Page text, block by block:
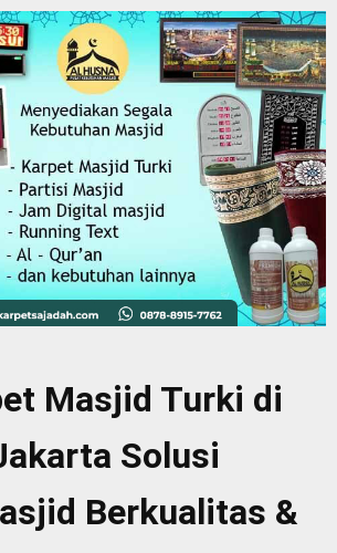
Masjid Turki di
Solusi
Berkualitas &